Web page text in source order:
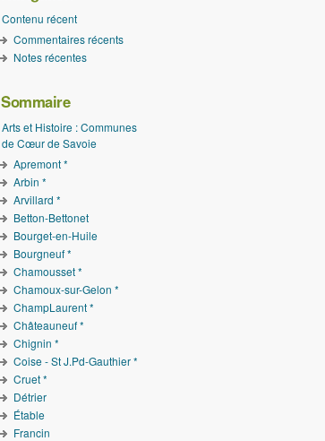
Contenu récent
Commentaires récents
Notes récentes
Sommaire
Arts et Histoire : Communes
de Cœur de Savoie
Apremont *
Arbin *
Arvillard *
Betton-Bettonet
Bourget-en-Huile
Bourgneuf *
Chamousset *
Chamoux-sur-Gelon *
ChampLaurent *
Châteauneuf *
Chignin *
Coise - St J.Pd-Gauthier *
Cruet *
Détrier
Étable
Francin